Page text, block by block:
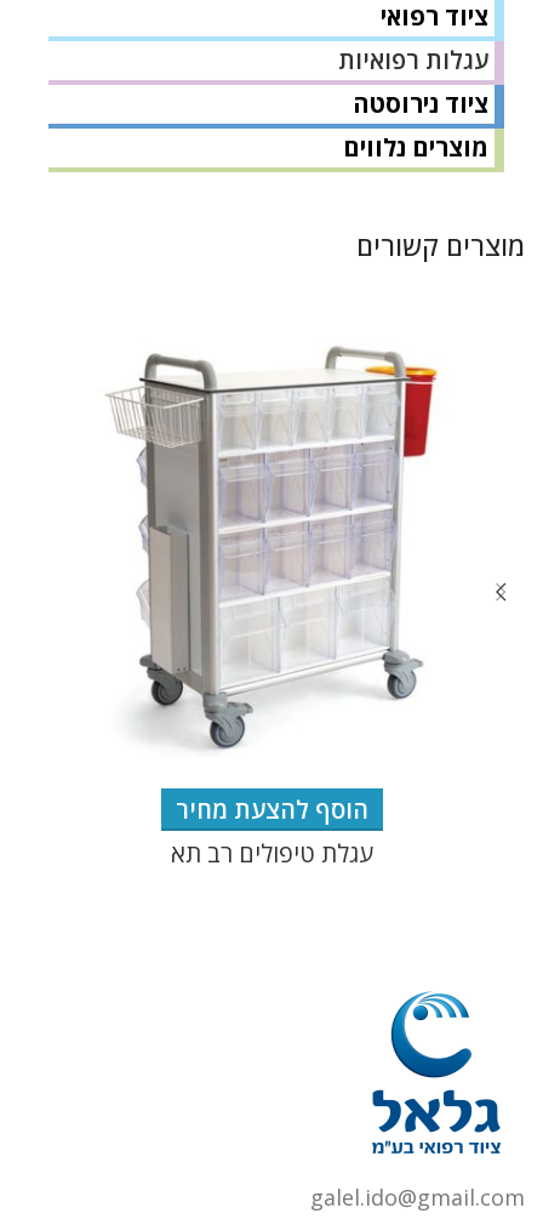
ציוד רפואי
עגלות רפואיות
ציוד נירוסטה
מוצרים נלווים
מוצרים קשורים
הוסף להצעת מחיר
עגלת טיפולים רב תא
galel.ido@gmail.com